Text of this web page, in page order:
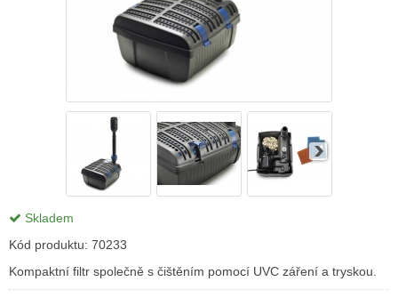
Skladem
Kód produktu: 70233
Kompaktní filtr společně s čištěním pomocí UVC záření a tryskou.